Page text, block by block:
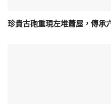
珍貴古砲重現左堆蕭屋，傳承